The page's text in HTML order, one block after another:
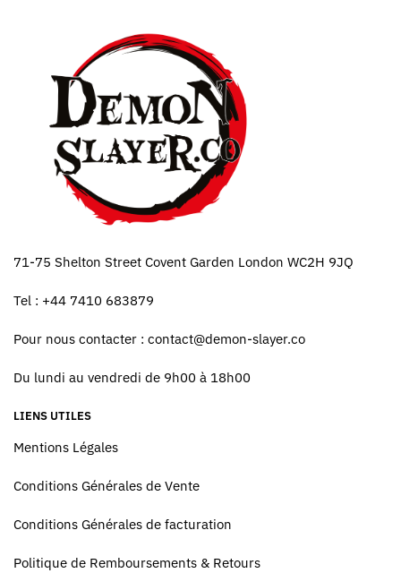
71-75 Shelton Street Covent Garden London WC2H 9JQ
Tel : +44 7410 683879
Pour nous contacter : contact@demon-slayer.co
Du lundi au vendredi de 9h00 à 18h00
LIENS UTILES
Mentions Légales
Conditions Générales de Vente
Conditions Générales de facturation
Politique de Remboursements & Retours